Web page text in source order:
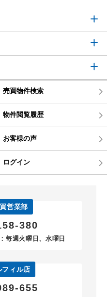
売買物件検索
物件閲覧履歴
お客様の声
ログイン
営業部
380
毎週火曜日、水曜日
フィル店
655